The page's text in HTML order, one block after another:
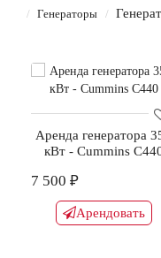
Генераторы
Аренда генератора
кВт - Cummins
7 500 ₽
Арендовать